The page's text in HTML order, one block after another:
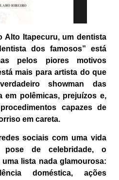
Alto Itapecuru, um dentista
dos famosos” está
pelos piores motivos
mais para artista do que
showman das
em polêmicas, prejuízos e,
capazes de
em careta.
sociais com uma vida
de celebridade, o
lista nada glamourosa:
doméstica, ações